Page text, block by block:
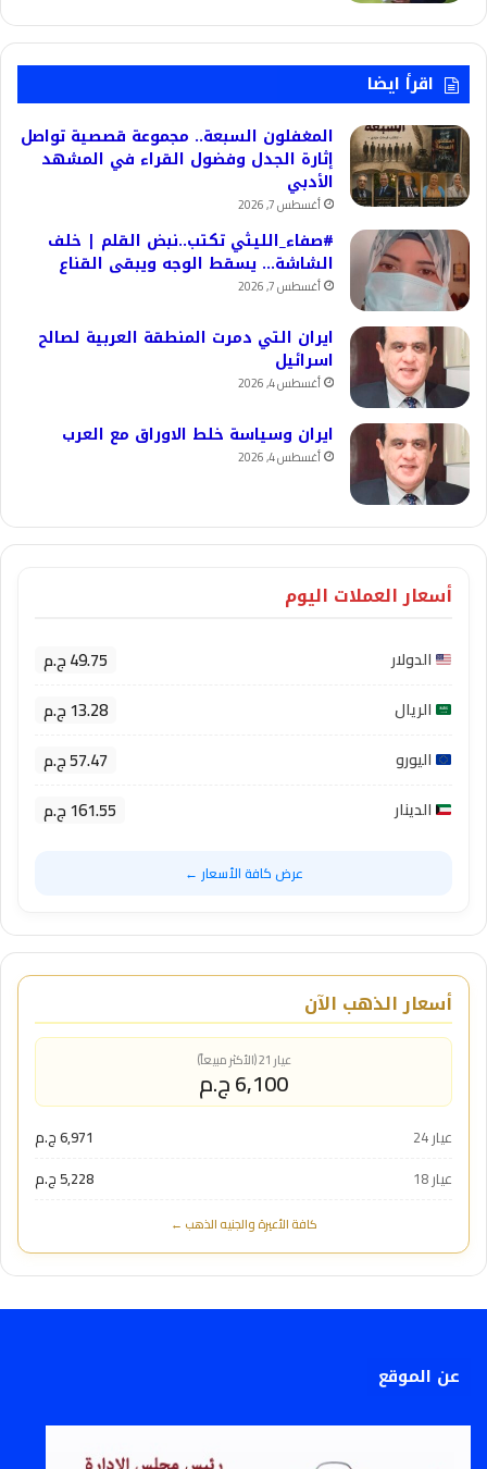
اقرأ ايضا
المغفلون السبعة.. مجموعة قصصية تواصل
إثارة الجدل وفضول القراء في المشهد
الأدبي
أغسطس 7, 2026
#صفاء_الليثي تكتب..نبض القلم | خلف
الشاشة… يسقط الوجه ويبقى القناع
أغسطس 7, 2026
ايران التي دمرت المنطقة العربية لصالح
اسرائيل
أغسطس 4, 2026
ايران وسياسة خلط الاوراق مع العرب
أغسطس 4, 2026
أسعار العملات اليوم
الدولار 49.75 ج.م
الريال 13.28 ج.م
اليورو 57.47 ج.م
الدينار 161.55 ج.م
عرض كافة الأسعار ←
أسعار الذهب الآن
عيار 21 (الأكثر مبيعاً)
6,100 ج.م
عيار 24
6,971 ج.م
عيار 18
5,228 ج.م
كافة الأعيرة والجنيه الذهب ←
عن الموقع